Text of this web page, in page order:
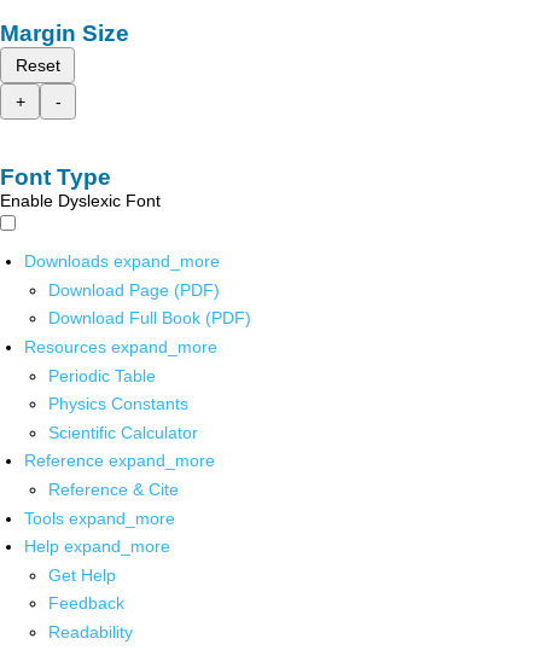
Margin Size
Reset
+
-
Font Type
Enable Dyslexic Font
Downloads expand_more
Download Page (PDF)
Download Full Book (PDF)
Resources expand_more
Periodic Table
Physics Constants
Scientific Calculator
Reference expand_more
Reference & Cite
Tools expand_more
Help expand_more
Get Help
Feedback
Readability